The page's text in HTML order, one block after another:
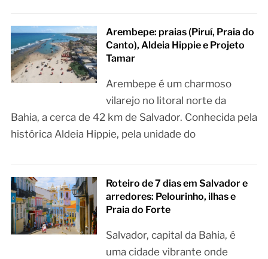
Arembepe: praias (Piruí, Praia do
Canto), Aldeia Hippie e Projeto
Tamar
Arembepe é um charmoso
vilarejo no litoral norte da
Bahia, a cerca de 42 km de Salvador. Conhecida pela
histórica Aldeia Hippie, pela unidade do
Roteiro de 7 dias em Salvador e
arredores: Pelourinho, ilhas e
Praia do Forte
Salvador, capital da Bahia, é
uma cidade vibrante onde